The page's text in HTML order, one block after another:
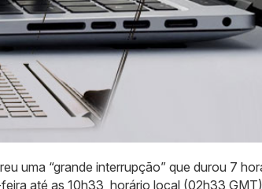
uma “grande interrupção” que durou 7
até as 10h33, horário local (02h33